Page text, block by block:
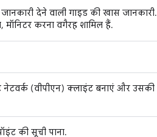
देने वाली गाइड की खास जानकारी.
करना वगैरह शामिल हैं.
नेटवर्क (वीपीएन) क्लाइंट बनाएं और उसकी
की सूची पाना.